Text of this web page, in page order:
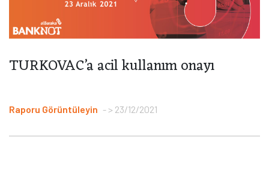
TURKOVAC’a acil kullanım onayı
Raporu Görüntüleyin > 23/12/2021